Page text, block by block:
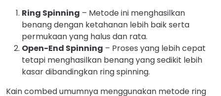
Ring Spinning – Metode ini menghasilkan
benang dengan ketahanan lebih baik serta
permukaan yang halus dan rata.
Open-End Spinning – Proses yang lebih cepat
tetapi menghasilkan benang yang sedikit lebih
kasar dibandingkan ring spinning.
Kain combed umumnya menggunakan metode ring